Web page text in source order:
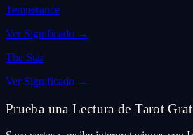
Temperance
Ver Significado →
The Star
Ver Significado →
Prueba una Lectura de Tarot